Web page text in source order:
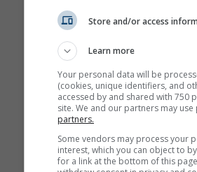
Mai
Store and/or access
Learn more
Your personal data will be
(cookies, unique identifiers, and
accessed by and shared with 750
site. We and our partners may
partners.
Some vendors may process your
interest, which you can object to
for a link at the bottom of this